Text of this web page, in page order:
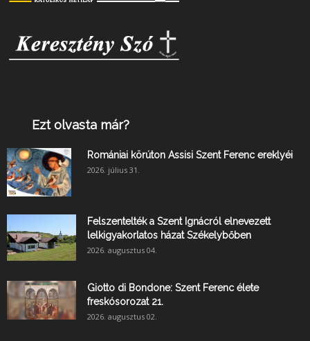
Ezt olvasta már?
Romániai körúton Assisi Szent Ferenc ereklyéi
2026. július 31.
Felszentelték a Szent Ignácról elnevezett
lelkigyakorlatos házat Székelybőben
2026. augusztus 04.
Giotto di Bondone: Szent Ferenc élete
freskósorozat 21.
2026. augusztus 02.